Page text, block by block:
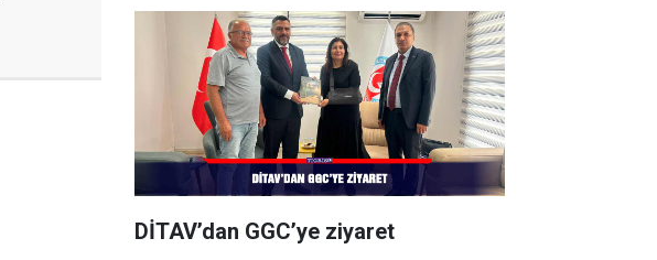
DİTAV’dan GGC’ye ziyaret